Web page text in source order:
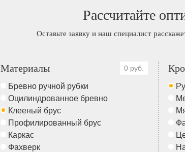
Рассчитайте
Оставьте заявку и наш специалист
Материалы 0 руб.
Бревно ручной рубки
Оцилиндрованное бревно
Клееный брус
Профилированный брус
Каркас
Фахверк